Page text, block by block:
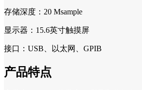
存储深度：20 Msample
显示器：15.6英寸触摸屏
接口：USB、以太网、GPIB
产品特点